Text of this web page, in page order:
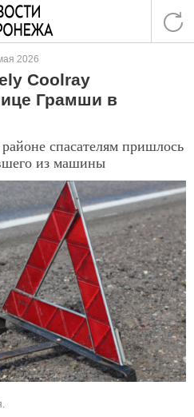
2026
Coolray
Грамши в
спасателям пришлось
из машины